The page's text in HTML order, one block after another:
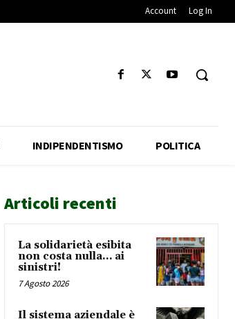
Account Log In
INDIPENDENTISMO POLITICA
Articoli recenti
La solidarietà esibita
non costa nulla… ai
sinistri!
7 Agosto 2026
Il sistema aziendale è